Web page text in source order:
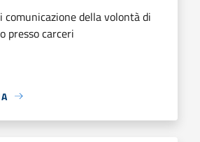
comunicazione della volontà di
presso carceri